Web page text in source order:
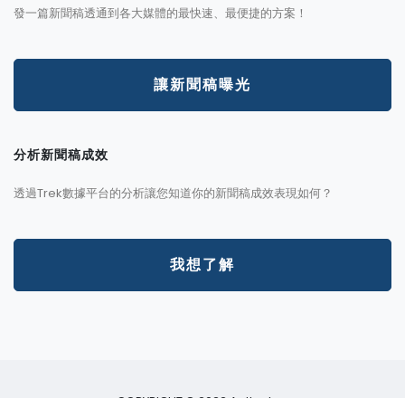
發一篇新聞稿透通到各大媒體的最快速、最便捷的方案！
讓新聞稿曝光
分析新聞稿成效
透過Trek數據平台的分析讓您知道你的新聞稿成效表現如何？
我想了解